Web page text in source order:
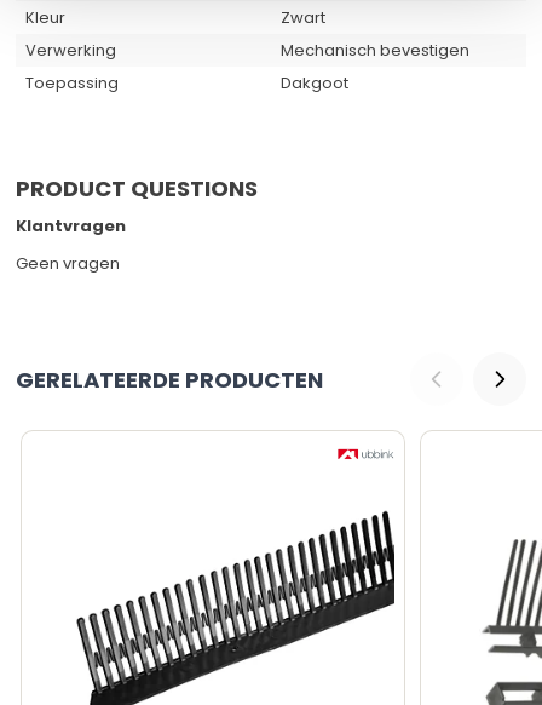
Kleur
Zwart
Verwerking
Mechanisch bevestigen
Toepassing
Dakgoot
PRODUCT QUESTIONS
Klantvragen
Geen vragen
GERELATEERDE PRODUCTEN